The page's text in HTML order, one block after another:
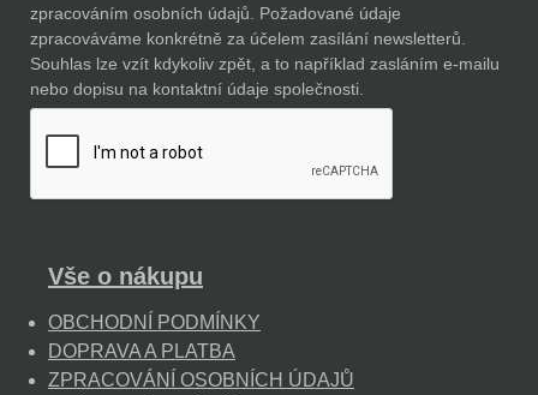
zpracováním osobních údajů. Požadované údaje
zpracováváme konkrétně za účelem zasílání newsletterů.
Souhlas lze vzít kdykoliv zpět, a to například zasláním e-mailu
nebo dopisu na kontaktní údaje společnosti.
Vše o nákupu
OBCHODNÍ PODMÍNKY
DOPRAVA A PLATBA
ZPRACOVÁNÍ OSOBNÍCH ÚDAJŮ